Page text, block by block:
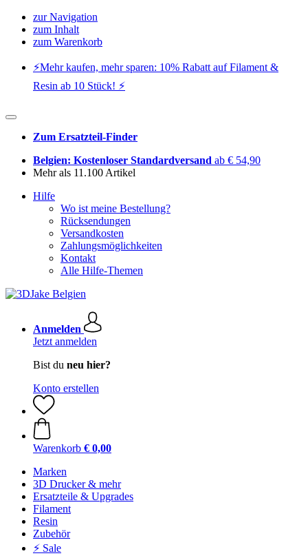
zur Navigation
zum Inhalt
zum Warenkorb
⚡️Mehr kaufen, mehr sparen: 10% Rabatt auf Filament &
Resin ab 10 Stück! ⚡️
Zum Ersatzteil-Finder
Belgien: Kostenloser Standardversand ab € 54,90
Mehr als 11.100 Artikel
Hilfe
Wo ist meine Bestellung?
Rücksendungen
Versandkosten
Zahlungsmöglichkeiten
Kontakt
Alle Hilfe-Themen
Anmelden
Jetzt anmelden
Bist du neu hier?
Konto erstellen
Warenkorb € 0,00
Marken
3D Drucker & mehr
Ersatzteile & Upgrades
Filament
Resin
Zubehör
⚡ Sale